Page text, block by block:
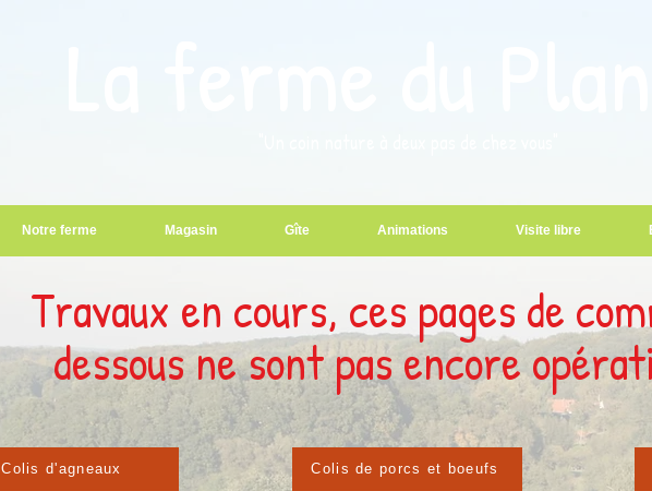
Notre ferme Magasin Gîte Animations Visite libre
Travaux en cours, ces pages de
dessous ne sont pas encore
Colis d'agneaux Colis de porcs et boeufs